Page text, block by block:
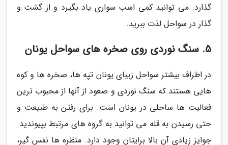
گذارد. می توانید کمی اسب سواری یاد بگیرد و از گشت و
گذار در سواحل لذت ببرید.
5. سنگ نوردی روی صخره های سواحل یونان
در اطراف بیشتر سواحل زیبای یونان تپه ها، صخره ها و کوه
هایی هستند که سنگ نوردی و صعود از آنها از محبوب ترین
فعالیت ها ساحلی در یونان است. برای رفتن به طبیعت و
حتی رسیدن به قله می توانید به گروه های مرتبط بپیوندید.
جوایز زیادی آن بالا برایتان وجود دارد. منظره ها نفس گیر،